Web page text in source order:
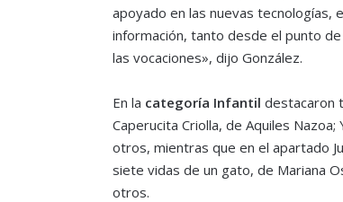
apoyado en las nuevas tecnologías,
información, tanto desde el punto
las vocaciones», dijo González.
En la categoría Infantil destacaron
Caperucita Criolla, de Aquiles
otros, mientras que en el apartado
siete vidas de un gato, de Mariana
otros.